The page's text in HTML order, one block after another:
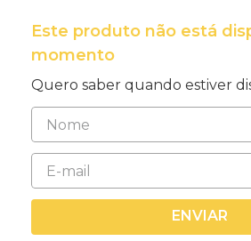
Este produto não está
momento
Quero saber quando estiver
ENVIAR